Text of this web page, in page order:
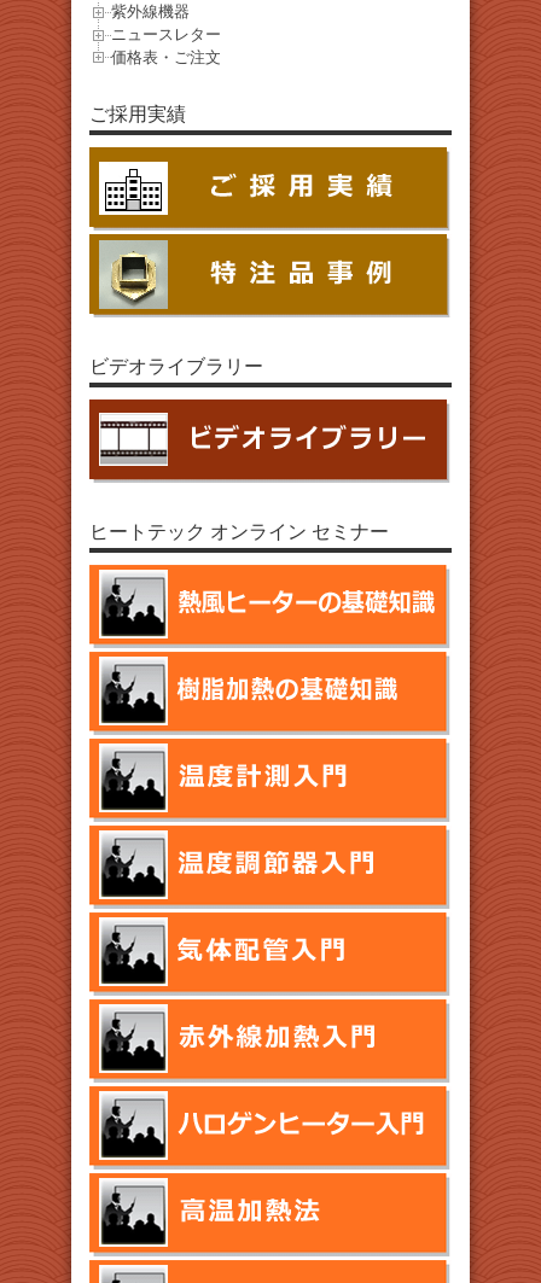
紫外線機器
ニュースレター
価格表・ご注文
ご採用実績
ビデオライブラリー
ヒートテック オンライン セミナー